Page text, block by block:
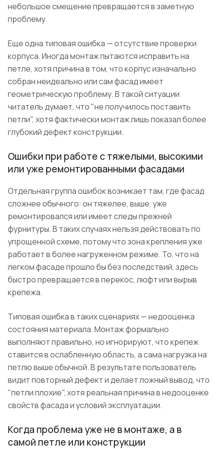
небольшое смещение превращается в заметную
проблему.
Еще одна типовая ошибка — отсутствие проверки
корпуса. Иногда монтаж пытаются исправить на
петле, хотя причина в том, что корпус изначально
собран неидеально или сам фасад имеет
геометрическую проблему. В такой ситуации
читатель думает, что "не получилось поставить
петли", хотя фактически монтаж лишь показал более
глубокий дефект конструкции.
Ошибки при работе с тяжелыми, высокими
или уже ремонтированными фасадами
Отдельная группа ошибок возникает там, где фасад
сложнее обычного: он тяжелее, выше, уже
ремонтировался или имеет следы прежней
фурнитуры. В таких случаях нельзя действовать по
упрощенной схеме, потому что зона крепления уже
работает в более нагруженном режиме. То, что на
легком фасаде прошло бы без последствий, здесь
быстро превращается в перекос, люфт или вырыв
крепежа.
Типовая ошибка в таких сценариях — недооценка
состояния материала. Монтаж формально
выполняют правильно, но игнорируют, что крепеж
ставится в ослабленную область, а сама нагрузка на
петлю выше обычной. В результате пользователь
видит повторный дефект и делает ложный вывод, что
"петли плохие", хотя реальная причина в недооценке
свойств фасада и условий эксплуатации.
Когда проблема уже не в монтаже, а в
самой петле или конструкции